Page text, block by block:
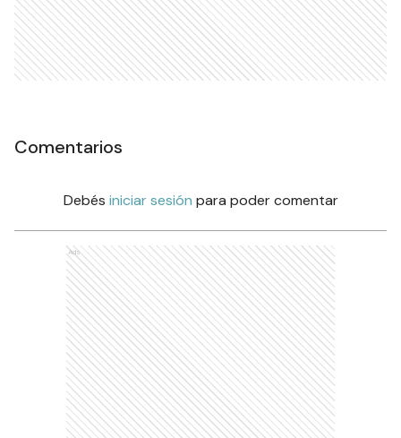
Comentarios
Debés iniciar sesión para poder comentar
Ads